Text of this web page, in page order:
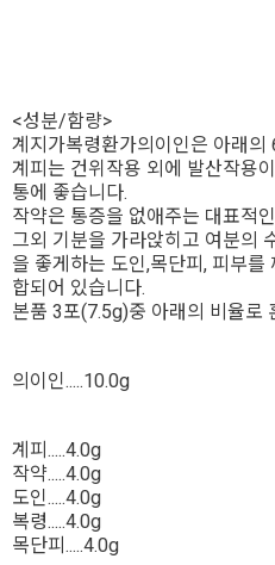
<성분/함량>
계지가복령환가의이인은 아래
계피는 건위작용 외에 발산작용
통에 좋습니다.
작약은 통증을 없애주는 대표적
그외 기분을 가라앉히고 여분의
을 좋게하는 도인,목단피, 피부
합되어 있습니다.
본품 3포(7.5g)중 아래의 비율로
의이인.....10.0g
계피.....4.0g
작약.....4.0g
도인.....4.0g
복령.....4.0g
목단피.....4.0g